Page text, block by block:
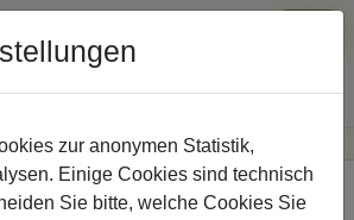
innerhalb Österreichs· Sichere Zahlung
zur anonymen Statistik,
Einige Cookies sind technisch
Sie bitte, welche Cookies Sie